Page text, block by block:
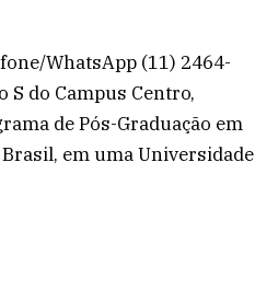
WhatsApp (11) 2464-
S do Campus Centro,
de Pós-Graduação em
em uma Universidade